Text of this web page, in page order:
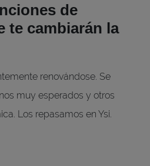
de
te cambiarán la
renovándose. Se
muy esperados y otros
Los repasamos en Ysi.